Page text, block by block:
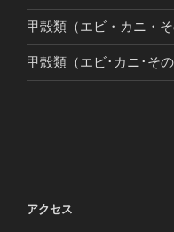
甲殻類（エビ・カニ・そ
甲殻類（エビ･カニ･その
アクセス